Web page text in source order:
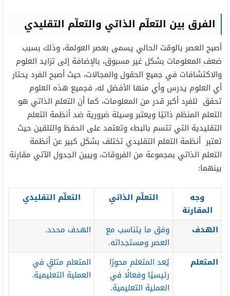
الفرق بين التعلّم الذاتي والتعلّم التقليدي
أصبح العصر بالوقت الحالي يسمى بعصر العولمة، وذلك بسبب
ضعف المعلومات بشكل غير مسبوق، بالإضافة إلى تزايد العلوم
والاكتشافات في جميع الحقول والمجالات، حيث أصبح الفرد يحتار
أي العلوم يدرس وأي منها الأفضل له، فجميع هذه العلوم
تحقق للفرد أكبر قدر من المعلومات، كما أن التعلم الذاتي هو
التعلم المنظم ذاتيًا ويعتبر وسيلة ضرورية ضد أنظمة التعلم
التقليدية التي تتسم بالبطء وتعتمد على الحفظ والتلقين حيث
تعتبر أنظمة التعلم التقليدي تختلف بشكل كبير عن أنظمة
التعلم الذاتي بمجموعة من الفروقات، ويبين الجدول الآتي مقارنة
بينهما:
وجه
المقارنة
التعلّم الذاتي التعلّم التقليدي
الهدف
وفق ما يتناسب مع
العصر ومستجداته.
الهدف محدد.
المتعلم
يُعد المتعلم محورًا
رئيسيًا وفعالًا في
العملية التعليمية.
المتعلم متلقٍ في
العملية التعليمية.